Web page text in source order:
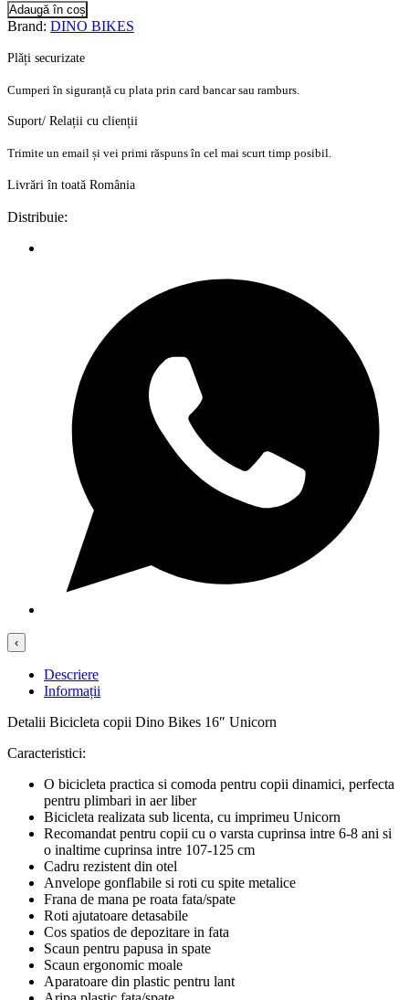
Adaugă în coș
Brand: DINO BIKES
Plăți securizate
Cumperi în siguranță cu plata prin card bancar sau ramburs.
Suport/ Relații cu clienții
Trimite un email și vei primi răspuns în cel mai scurt timp posibil.
Livrări în toată România
Distribuie:
‹
Descriere
Informații
Detalii Bicicleta copii Dino Bikes 16″ Unicorn
Caracteristici:
O bicicleta practica si comoda pentru copii dinamici, perfecta
pentru plimbari in aer liber
Bicicleta realizata sub licenta, cu imprimeu Unicorn
Recomandat pentru copii cu o varsta cuprinsa intre 6-8 ani si
o inaltime cuprinsa intre 107-125 cm
Cadru rezistent din otel
Anvelope gonflabile si roti cu spite metalice
Frana de mana pe roata fata/spate
Roti ajutatoare detasabile
Cos spatios de depozitare in fata
Scaun pentru papusa in spate
Scaun ergonomic moale
Aparatoare din plastic pentru lant